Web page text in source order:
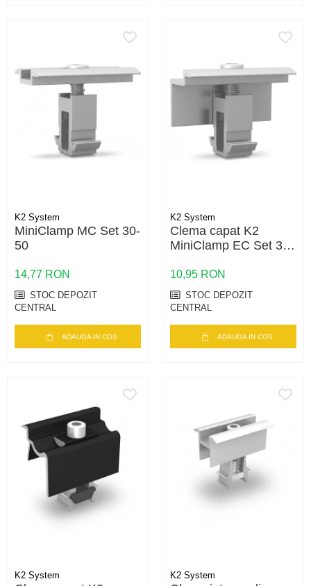
K2 System
MiniClamp MC Set 30-
50
14,77 RON
STOC DEPOZIT
CENTRAL
ADAUGA IN COS
K2 System
Clema capat K2
MiniClamp EC Set 30-
50mm, MiniRail
10,95 RON
STOC DEPOZIT
CENTRAL
ADAUGA IN COS
K2 System K2 System